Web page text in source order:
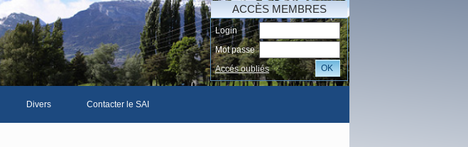
ACCÈS MEMBRES
Login
Mot passe
Accés oubliés
OK
Divers Contacter le SAI